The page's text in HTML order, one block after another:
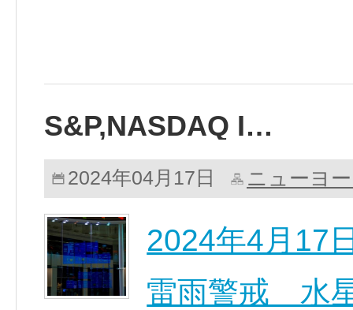
S&P,NASDAQ I…
2024年04月17日 ニューヨ
2024年4月
雷雨警戒 水